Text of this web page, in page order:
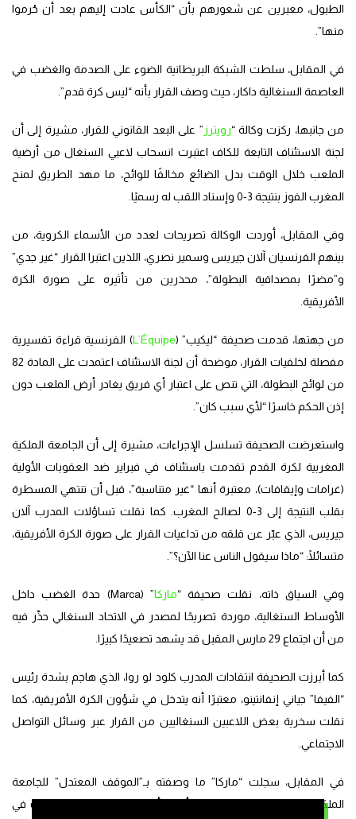
الطبول، معبرين عن شعورهم بأن “الكأس عادت إليهم بعد أن حُرموا
منها”.
في المقابل، سلطت الشبكة البريطانية الضوء على الصدمة والغضب في
العاصمة السنغالية داكار، حيث وصف القرار بأنه “ليس كرة قدم”.
من جانبها، ركزت وكالة “رويترز ” على البعد القانوني للقرار، مشيرة إلى أن
لجنة الاستئناف التابعة للكاف اعتبرت انسحاب لاعبي السنغال من أرضية
الملعب خلال الوقت بدل الضائع مخالفًا للوائح، ما مهد الطريق لمنح
المغرب الفوز بنتيجة 3-0 وإسناد اللقب له رسميًا.
وفي المقابل، أوردت الوكالة تصريحات لعدد من الأسماء الكروية، من
بينهم الفرنسيان آلان جيريس وسمير نصري، اللذين اعتبرا القرار “غير جدي”
و”مضرًا بمصداقية البطولة”، محذرين من تأثيره على صورة الكرة
الأفريقية.
من جهتها، قدمت صحيفة “ليكيب” (L’Équipe) الفرنسية قراءة تفسيرية
مفصلة لخلفيات القرار، موضحة أن لجنة الاستئناف اعتمدت على المادة 82
من لوائح البطولة، التي تنص على اعتبار أي فريق يغادر أرض الملعب دون
إذن الحكم خاسرًا “لأي سبب كان”.
واستعرضت الصحيفة تسلسل الإجراءات، مشيرة إلى أن الجامعة الملكية
المغربية لكرة القدم تقدمت باستئناف في فبراير ضد العقوبات الأولية
(غرامات وإيقافات)، معتبرة أنها “غير متناسبة”، قبل أن تنتهي المسطرة
بقلب النتيجة إلى 3-0 لصالح المغرب. كما نقلت تساؤلات المدرب آلان
جيريس، الذي عبّر عن قلقه من تداعيات القرار على صورة الكرة الأفريقية،
متسائلًا: “ماذا سيقول الناس عنا الآن؟”.
وفي السياق ذاته، نقلت صحيفة “ماركا
” (Marca) حدة الغضب داخل
الأوساط السنغالية، موردة تصريحًا لمصدر في الاتحاد السنغالي حذّر فيه
من أن اجتماع 29 مارس المقبل قد يشهد تصعيدًا كبيرًا.
كما أبرزت الصحيفة انتقادات المدرب كلود لو روا، الذي هاجم بشدة رئيس
“الفيفا” جياني إنفانتينو، معتبرًا أنه يتدخل في شؤون الكرة الأفريقية، كما
نقلت سخرية بعض اللاعبين السنغاليين من القرار عبر وسائل التواصل
الاجتماعي.
في المقابل، سجلت “ماركا” ما وصفته بـ”الموقف المعتدل” للجامعة
الملكية المغربية لكرة القدم، التي أكدت أن تحركها لم يكن للتشكيك في